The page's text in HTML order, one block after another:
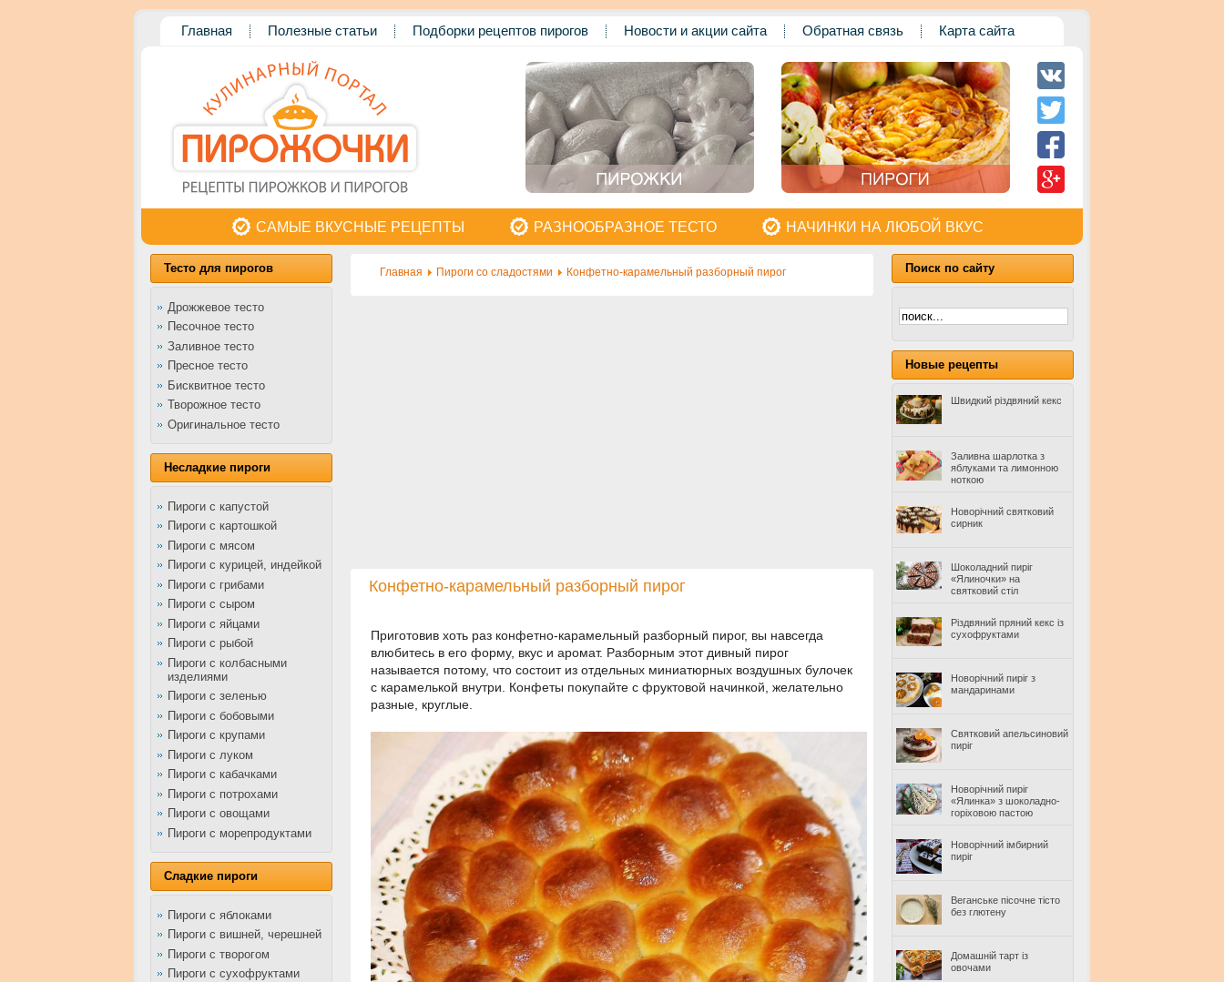
Главная Полезные статьи Подборки рецептов пирогов Новости и акции сайта Обратная связь Карта сайта
САМЫЕ ВКУСНЫЕ РЕЦЕПТЫ РАЗНООБРАЗНОЕ ТЕСТО НАЧИНКИ НА ЛЮБОЙ ВКУС
Тесто для пирогов
Дрожжевое тесто
Песочное тесто
Заливное тесто
Пресное тесто
Бисквитное тесто
Творожное тесто
Оригинальное тесто
Несладкие пироги
Пироги с капустой
Пироги с картошкой
Пироги с мясом
Пироги с курицей, индейкой
Пироги с грибами
Пироги с сыром
Пироги с яйцами
Пироги с рыбой
Пироги с колбасными
изделиями
Пироги с зеленью
Пироги с бобовыми
Пироги с крупами
Пироги с луком
Пироги с кабачками
Пироги с потрохами
Пироги с овощами
Пироги с морепродуктами
Сладкие пироги
Пироги с яблоками
Пироги с вишней, черешней
Пироги с творогом
Пироги с сухофруктами
Главная Пироги со сладостями Конфетно-карамельный разборный пирог
Конфетно-карамельный разборный пирог
Приготовив хоть раз конфетно-карамельный разборный пирог, вы навсегда
влюбитесь в его форму, вкус и аромат. Разборным этот дивный пирог
называется потому, что состоит из отдельных миниатюрных воздушных булочек
с карамелькой внутри. Конфеты покупайте с фруктовой начинкой, желательно
разные, круглые.
Поиск по сайту
Новые рецепты
Швидкий різдвяний кекс
Заливна шарлотка з
яблуками та лимонною
ноткою
Новорічний святковий
сирник
Шоколадний пиріг
«Ялиночки» на
святковий стіл
Різдвяний пряний кекс із
сухофруктами
Новорічний пиріг з
мандаринами
Святковий апельсиновий
пиріг
Новорічний пиріг
«Ялинка» з шоколадно-
горіховою пастою
Новорічний імбирний
пиріг
Веганське пісочне тісто
без глютену
Домашній тарт із
овочами